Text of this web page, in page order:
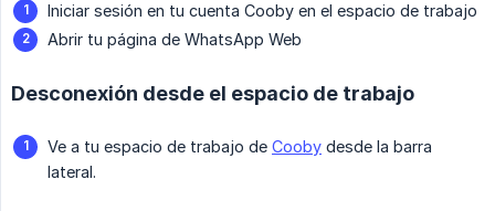
Iniciar sesión en tu cuenta Cooby en el espacio de trabajo
Abrir tu página de WhatsApp Web
Desconexión desde el espacio de trabajo
Ve a tu espacio de trabajo de Cooby desde la barra
lateral.